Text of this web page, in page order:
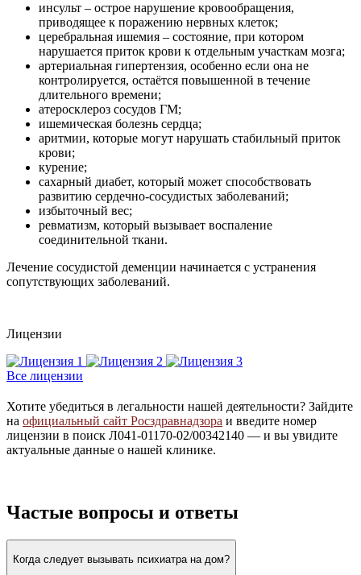
инсульт – острое нарушение кровообращения,
приводящее к поражению нервных клеток;
церебральная ишемия – состояние, при котором
нарушается приток крови к отдельным участкам мозга;
артериальная гипертензия, особенно если она не
контролируется, остаётся повышенной в течение
длительного времени;
атеросклероз сосудов ГМ;
ишемическая болезнь сердца;
аритмии, которые могут нарушать стабильный приток
крови;
курение;
сахарный диабет, который может способствовать
развитию сердечно-сосудистых заболеваний;
избыточный вес;
ревматизм, который вызывает воспаление
соединительной ткани.
Лечение сосудистой деменции начинается с устранения
сопутствующих заболеваний.
Лицензии
Все лицензии
Хотите убедиться в легальности нашей деятельности? Зайдите
на официальный сайт Росздравнадзора и введите номер
лицензии в поиск Л041-01170-02/00342140 — и вы увидите
актуальные данные о нашей клинике.
Частые вопросы и ответы
Когда следует вызывать психиатра на дом?